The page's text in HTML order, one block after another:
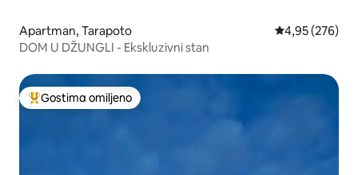
Apartman, Tarapoto Prosečna
4,95 (276)
DOM U DŽUNGLI - Ekskluzivni stan
Najuspešniji među gostima omiljenim
Gostima omiljeno